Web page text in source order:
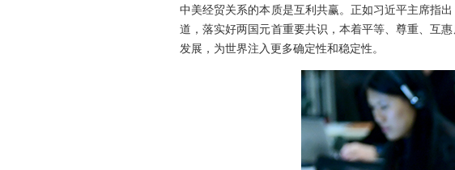
中美经贸关系的本质是互利共赢。正如习近平主席指
道，落实好两国元首重要共识，本着平等、尊重、互
发展，为世界注入更多确定性和稳定性。